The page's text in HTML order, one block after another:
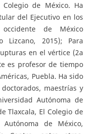
de México. Ha
del Ejecutivo en los
de México
Lizcano, 2015); Para
en el vértice (2a
es profesor de tiempo
Puebla. Ha sido
maestrías y
Autónoma de
Tlaxcala, El Colegio de
de México,